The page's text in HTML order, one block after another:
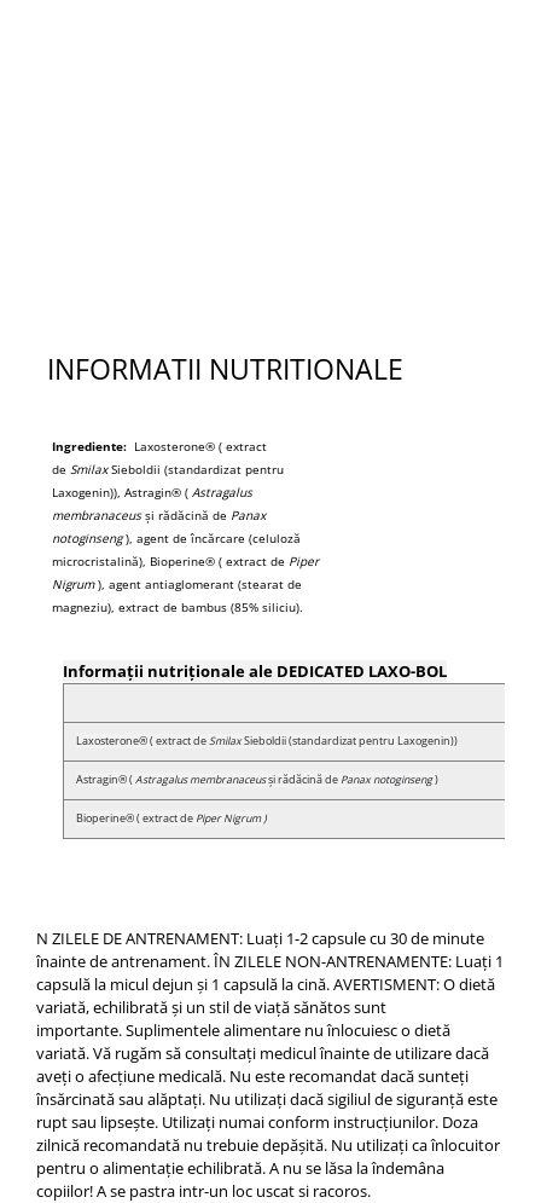
INFORMATII NUTRITIONALE
Ingrediente: Laxosterone® ( extract
de SmilaxSieboldii (standardizat pentru
Laxogenin)), Astragin® ( Astragalus
membranaceusși rădăcină de Panax
notoginseng), agent de încărcare (celuloză
microcristalină), Bioperine® ( extract de Piper
Nigrum), agent antiaglomerant (stearat de
magneziu), extract de bambus (85% siliciu).
Informații nutriționale ale DEDICATED LAXO-BOL
Laxosterone® ( extract deSmilaxSieboldii (standardizat pentru Laxogenin))
Astragin® (Astragalus membranaceusși rădăcină de Panax notoginseng)
Bioperine® (extract de Piper Nigrum )
N ZILELE DE ANTRENAMENT: Luați 1-2 capsule cu 30 de minute
înainte de antrenament.ÎN ZILELE NON-ANTRENAMENTE: Luați 1
capsulă la micul dejun și 1 capsulă la cină.AVERTISMENT: O dietă
variată, echilibrată și un stil de viață sănătos sunt
importante.Suplimentele alimentare nu înlocuiesc o dietă
variată.Vă rugăm să consultați medicul înainte de utilizare dacă
aveți o afecțiune medicală. Nu este recomandat dacă sunteți
însărcinată sau alăptați. Nu utilizați dacă sigiliul de siguranță este
rupt sau lipsește. Utilizați numai conform instrucțiunilor. Doza
zilnică recomandată nu trebuie depășită. Nu utilizați ca înlocuitor
pentru o alimentație echilibrată.A nu se lăsa la îndemâna
copiilor!A se pastra intr-un loc uscat si racoros.